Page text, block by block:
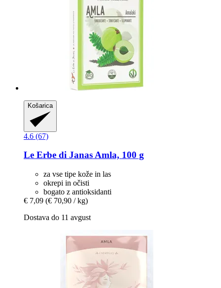
Košarica
4.6 (67)
Le Erbe di JanasAmla, 100 g
za vse tipe kože in las
okrepi in očisti
bogato z antioksidanti
€ 7,09 (€ 70,90 / kg)
Dostava do 11 avgust